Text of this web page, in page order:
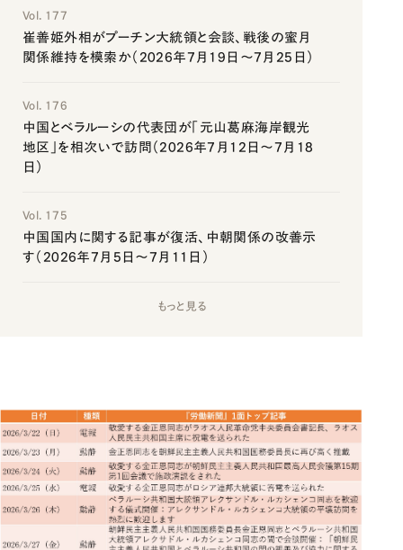
Vol. 177
崔善姫外相がプーチン大統領と会談、戦後の蜜月
関係維持を模索か（2026年7月19日～7月25日）
Vol. 176
中国とベラルーシの代表団が「元山葛麻海岸観光
地区」を相次いで訪問（2026年7月12日～7月18
日）
Vol. 175
中国国内に関する記事が復活、中朝関係の改善示
す（2026年7月5日～7月11日）
もっと見る